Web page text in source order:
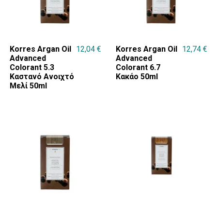
Korres Argan Oil
Advanced
Colorant 5.3
Καστανό Ανοιχτό
Μελί 50ml
12,04 €
Korres Argan Oil
Advanced
Colorant 6.7
Κακάο 50ml
12,74 €